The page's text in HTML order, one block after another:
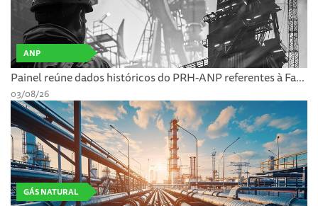
ANP
Painel reúne dados históricos do PRH-ANP referentes à Fa...
03/08/26
GÁS NATURAL